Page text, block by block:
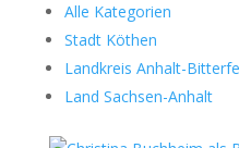
Alle Kategorien
Stadt Köthen
Landkreis Anhalt-
Land Sachsen-Anhalt